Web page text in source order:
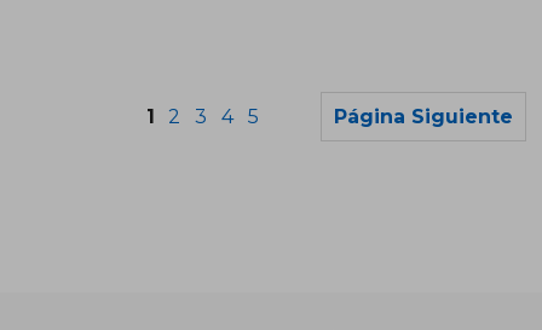
1 2 3 4 5 Página Siguiente